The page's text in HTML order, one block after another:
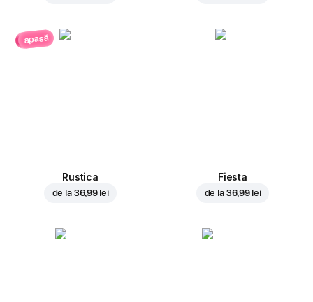
apasă
Rustica
de la 36,99 lei
Fiesta
de la 36,99 lei